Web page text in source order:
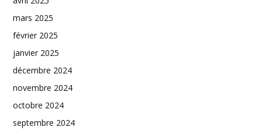
mars 2025
février 2025
janvier 2025
décembre 2024
novembre 2024
octobre 2024
septembre 2024